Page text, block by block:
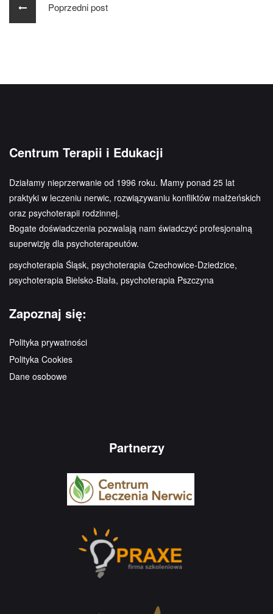
Poprzedni post
Centrum Terapii i Edukacji
Działamy nieprzerwanie od 1996 roku. Mamy ponad 25 lat
praktyki w leczeniu nerwic, rozwiązywaniu konfliktów małżeńskich
oraz psychoterapii rodzinnej.
Bogate doświadczenia pozwalają nam świadczyć profesjonalną
superwizję dla psychoterapeutów.
psychoterapia Śląsk, psychoterapia Czechowice-Dziedzice,
psychoterapia Bielsko-Biała, psychoterapia Pszczyna
Zapoznaj się:
Polityka prywatności
Polityka Cookies
Dane osobowe
Partnerzy